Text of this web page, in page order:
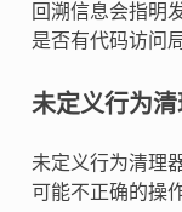
回溯信息会指明
是否有代码访问
未定义行为
未定义行为清理
可能不正确的操